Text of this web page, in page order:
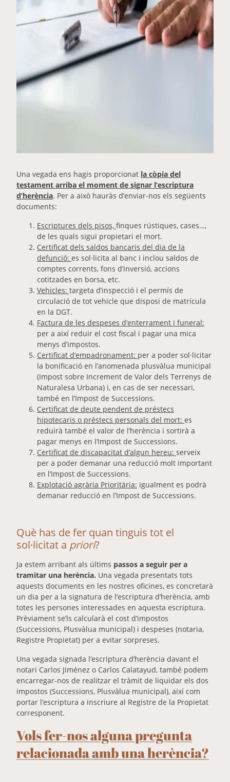
Una vegada ens hagis proporcionat la còpia del
testament arriba el moment de signar l’escriptura
d’herència. Per a això hauràs d’enviar-nos els següents
documents:
Escriptures dels pisos, finques rústiques, cases…,
de les quals sigui propietari el mort.
Certificat dels saldos bancaris del dia de la
defunció: es sol·licita al banc i inclou saldos de
comptes corrents, fons d’inversió, accions
cotitzades en borsa, etc.
Vehicles: targeta d’inspecció i el permís de
circulació de tot vehicle que disposi de matrícula
en la DGT.
Factura de les despeses d’enterrament i funeral:
per a així reduir el cost fiscal i pagar una mica
menys d’impostos.
Certificat d’empadronament: per a poder sol·licitar
la bonificació en l’anomenada plusvàlua municipal
(Impost sobre Increment de Valor dels Terrenys de
Naturalesa Urbana) i, en cas de ser necessari,
també en l’Impost de Successions.
Certificat de deute pendent de préstecs
hipotecaris o préstecs personals del mort: es
reduirà també el valor de l’herència i sortirà a
pagar menys en l’Impost de Successions.
Certificat de discapacitat d’algun hereu: serveix
per a poder demanar una reducció molt important
en l’Impost de Successions.
Explotació agrària Prioritària: igualment es podrà
demanar reducció en l’Impost de Successions.
Què has de fer quan tinguis tot el
sol·licitat a priori?
Ja estem arribant als últims passos a seguir per a
tramitar una herència. Una vegada presentats tots
aquests documents en les nostres oficines, es concretarà
un dia per a la signatura de l’escriptura d’herència, amb
totes les persones interessades en aquesta escriptura.
Prèviament se’ls calcularà el cost d’impostos
(Successions, Plusvàlua municipal) i despeses (notaria,
Registre Propietat) per a evitar sorpreses.
Una vegada signada l’escriptura d’herència davant el
notari Carlos Jiménez o Carlos Calatayud, també podem
encarregar-nos de realitzar el tràmit de liquidar els dos
impostos (Successions, Plusvàlua municipal), així com
portar l’escriptura a inscriure al Registre de la Propietat
corresponent.
Vols fer-nos alguna pregunta
relacionada amb una herència?